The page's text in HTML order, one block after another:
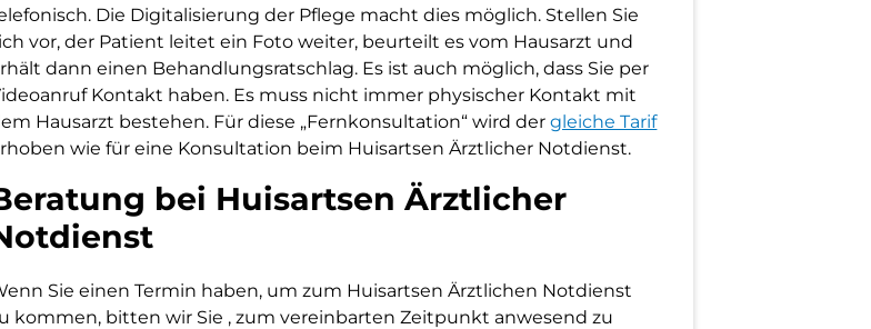
Die Digitalisierung der Pflege macht dies möglich. Stellen Sie
vor, der Patient leitet ein Foto weiter, beurteilt es vom Hausarzt und
dann einen Behandlungsratschlag. Es ist auch möglich, dass Sie per
Kontakt haben. Es muss nicht immer physischer Kontakt mit
Hausarzt bestehen. Für diese „Fernkonsultation“ wird dergleiche Tarif
wie für eine Konsultation beim Huisartsen Ärztlicher Notdienst.
bei Huisartsen Ärztlicher
Sie einen Termin haben, um zum Huisartsen Ärztlichen Notdienst
kommen, bitten wir Sie , zum vereinbarten Zeitpunkt anwesend zu